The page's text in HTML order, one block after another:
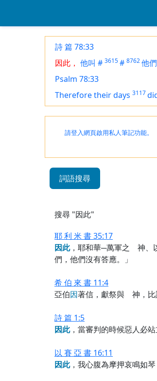
詩 篇 78:33
因此， 他叫 # 3615# 8762他
Psalm 78:33
Therefore their days 3117
請登入網頁啟用私人筆記功能。
詞語搜尋
搜尋 "因此"
耶 利 米 書 35:17
因此，耶和華─萬軍之 神、
們，他們沒有答應。」
希 伯 來 書 11:4
亞伯因著信，獻祭與 神，比
詩 篇 1:5
因此，當審判的時候惡人必
以 賽 亞 書 16:11
因此，我心腹為摩押哀鳴如